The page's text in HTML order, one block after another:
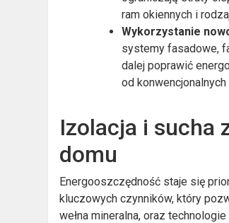
ram okiennych i
Wykorzystanie
systemy fasadowe,
dalej poprawić
od konwencjonalnych
Izolacja i sucha
domu
Energooszczędność staje się
kluczowych czynników, który
wełna mineralna, oraz